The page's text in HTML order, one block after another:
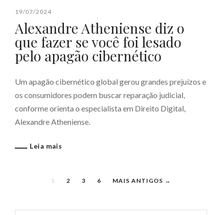
19/07/2024
Alexandre Atheniense diz o
que fazer se você foi lesado
pelo apagão cibernético
Um apagão cibernético global gerou grandes prejuízos e
os consumidores podem buscar reparação judicial,
conforme orienta o especialista em Direito Digital,
Alexandre Atheniense.
Leia mais
1 2 3 6 MAIS ANTIGOS →